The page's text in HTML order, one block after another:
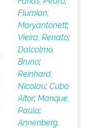
Flumian,
Maryantonett;
Vieira, Renato;
Dalcolmo,
Bruno;
Reinhard,
Nicolau;Cubo,
Aitor;Manque,
Paula;
Annenberg,